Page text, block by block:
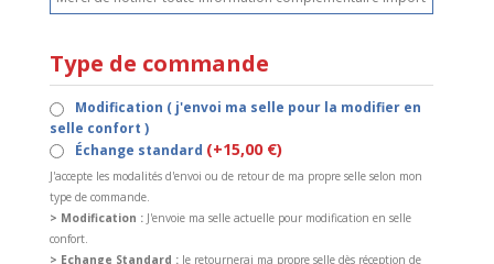
Type de commande
Modification ( j'envoi ma selle pour la modifier en
selle confort )
Échange standard (+15,00 €)
J'accepte les modalités d'envoi ou de retour de ma propre selle selon mon
type de commande.
> Modification : J'envoie ma selle actuelle pour modification en selle
confort.
> Echange Standard :Je retournerai ma propre selle dès réception de